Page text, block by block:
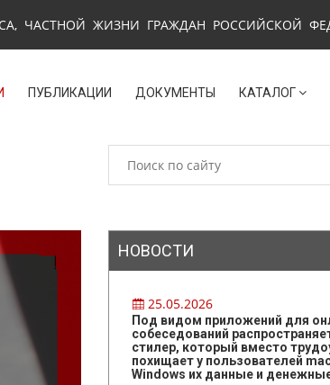
ЧАСТНОЙ ЖИЗНИ ГРАЖДАН РОССИЙСКОЙ
ПУБЛИКАЦИИ ДОКУМЕНТЫ КАТАЛОГ
НОВОСТИ
25.05.2026
Под видом приложений для
собеседований
стилер, который вместо
похищает у пользователей
Windows их данные и